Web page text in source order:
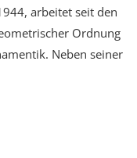
arbeitet seit den
Ordnung
Neben seiner